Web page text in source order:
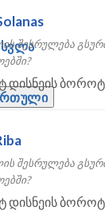
შესრულება
დისნეის
შესრულება
დისნეის